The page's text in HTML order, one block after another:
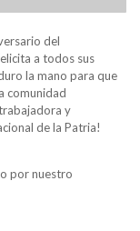
del
a todos sus
la mano para que
comunidad
y
de la Patria!
por nuestro